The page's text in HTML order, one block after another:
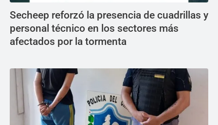
Secheep reforzó la presencia de cuadrillas y
personal técnico en los sectores más
afectados por la tormenta